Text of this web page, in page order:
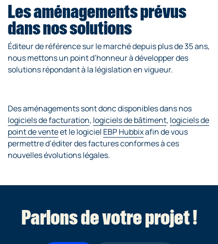
Les aménagements prévus
dans nos solutions
Éditeur de référence sur le marché depuis plus de 35 ans,
nous mettons un point d’honneur à développer des
solutions répondant à la législation en vigueur.
Des aménagements sont donc disponibles dans nos
logiciels de facturation, logiciels de bâtiment, logiciels de
point de venteet le logiciel EBP Hubbixafin de vous
permettre d’éditer des factures conformes à ces
nouvelles évolutions légales.
Parlons de votre projet !